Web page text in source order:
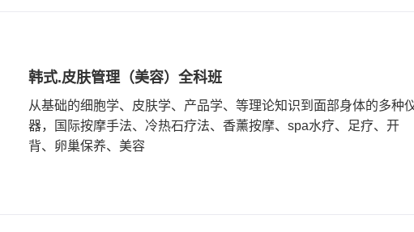
韩式.皮肤管理（美容）全科班
从基础的细胞学、皮肤学、产品学、等理论知识到面部身体的多种
器，国际按摩手法、冷热石疗法、香薰按摩、spa水疗、足疗、开
背、卵巢保养、美容